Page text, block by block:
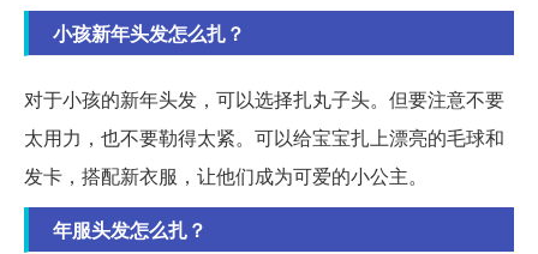
小孩新年头发怎么扎？
对于小孩的新年头发，可以选择扎丸子头。但要注意不要
太用力，也不要勒得太紧。可以给宝宝扎上漂亮的毛球和
发卡，搭配新衣服，让他们成为可爱的小公主。
年服头发怎么扎？